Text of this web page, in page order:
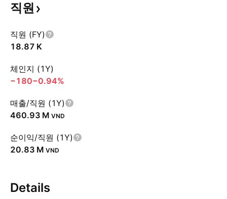
직원
직원 (FY)
‪18.87 K‬
체인지 (1Y)
−180−0.94%
매출/직원 (1Y)
‪460.93 M‬ VND
순이익/직원 (1Y)
‪20.83 M‬ VND
Details